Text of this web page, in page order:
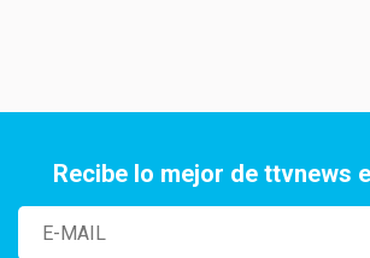
Recibe lo mejor de ttvnews